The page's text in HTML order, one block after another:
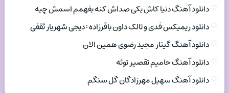
دانلود آهنگ دنیا کاش یکی صداش کنه بفهمم اسمش چیه
دانلود ریمیکس فدی و تالک داون باقرزاده : دیجی شهریار ثقفی
دانلود آهنگ گیتار مجید رضوی همین الان
دانلود آهنگ حامیم تقصیر توئه
دانلود آهنگ سهیل مهرزادگان گل سنگم